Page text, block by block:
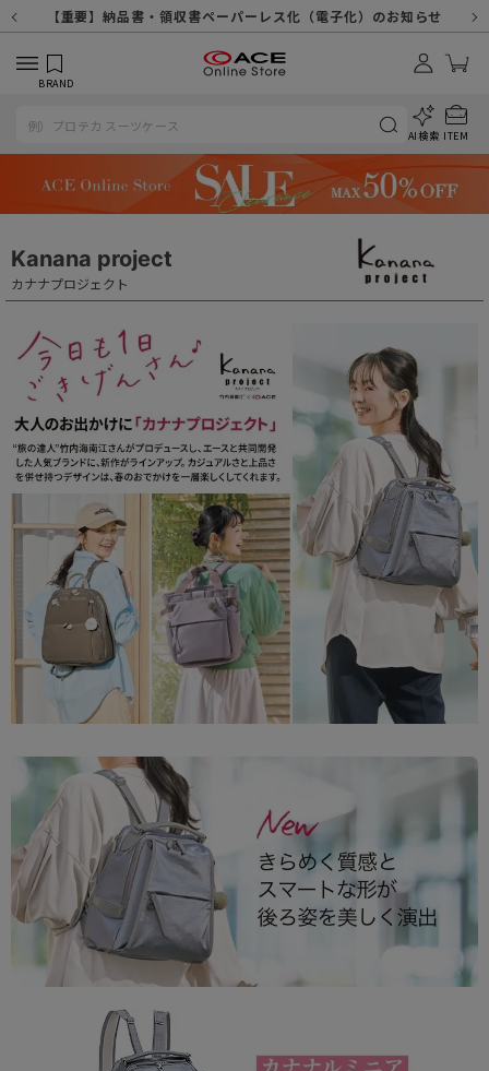
【重要】令和８年熊本地震に伴う配送への影響について
【重要】納品書・領収書ペーパーレス化（電子化）のお知らせ
【重要】天候不良や交通状況・物量増等に伴う配送への影響について
【重要】悪質な詐欺サイトにご注意ください
【重要】各種メールが届かない場合に関しまして
【重要】お問い合わせのご対応に関しまして
【重要】SNSのなりすまし詐欺にご注意ください
BRAND
AI検索 ITEM
Kanana project
カナナプロジェクト